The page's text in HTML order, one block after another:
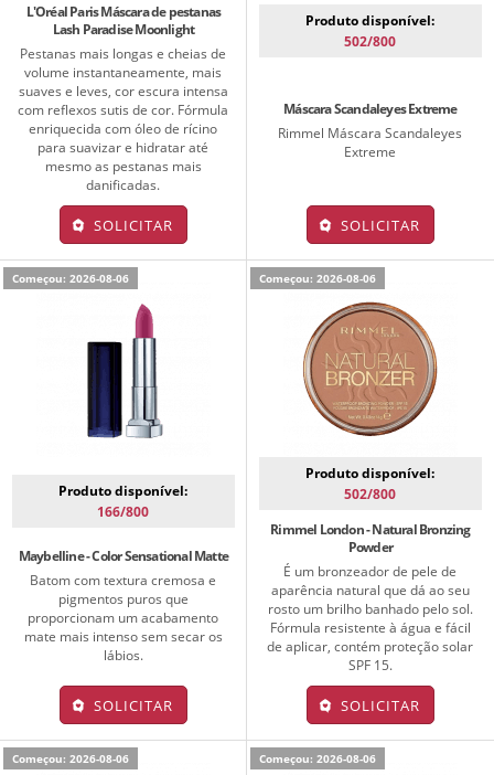
L'Oréal Paris Máscara de pestanas
Lash Paradise Moonlight
Pestanas mais longas e cheias de
volume instantaneamente, mais
suaves e leves, cor escura intensa
com reflexos sutis de cor. Fórmula
enriquecida com óleo de rícino
para suavizar e hidratar até
mesmo as pestanas mais
danificadas.
SOLICITAR
Produto disponível:
502/800
Máscara Scandaleyes Extreme
Rimmel Máscara Scandaleyes
Extreme
SOLICITAR
Começou: 2026-08-06
Produto disponível:
166/800
Maybelline - Color Sensational Matte
Batom com textura cremosa e
pigmentos puros que
proporcionam um acabamento
mate mais intenso sem secar os
lábios.
SOLICITAR
Começou: 2026-08-06
Produto disponível:
502/800
Rimmel London - Natural Bronzing
Powder
É um bronzeador de pele de
aparência natural que dá ao seu
rosto um brilho banhado pelo sol.
Fórmula resistente à água e fácil
de aplicar, contém proteção solar
SPF 15.
SOLICITAR
Começou: 2026-08-06 Começou: 2026-08-06